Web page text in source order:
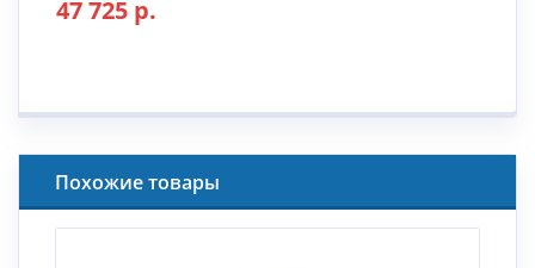
47 725 р.
Похожие товары